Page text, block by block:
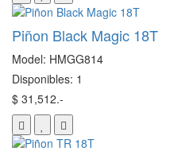
Piñon Black Magic 18T
Model: HMGG814
Disponibles: 1
$ 31,512.-